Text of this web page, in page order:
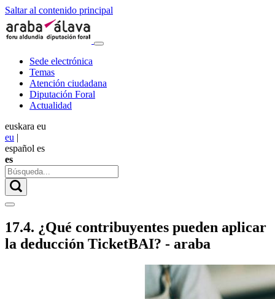
Saltar al contenido principal
Sede electrónica
Temas
Atención ciudadana
Diputación Foral
Actualidad
euskara eu
eu |
español es
es
17.4. ¿Qué contribuyentes pueden aplicar
la deducción TicketBAI? - araba